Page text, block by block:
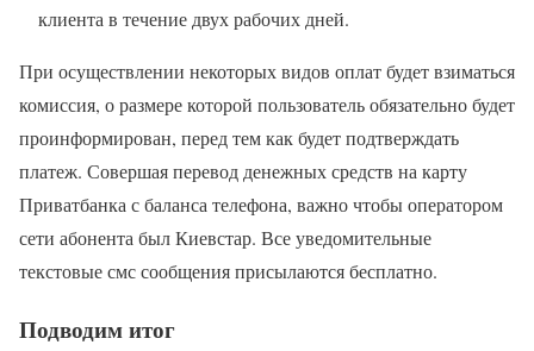
клиента в течение двух рабочих дней.
При осуществлении некоторых видов оплат будет взиматься
комиссия, о размере которой пользователь обязательно будет
проинформирован, перед тем как будет подтверждать
платеж. Совершая перевод денежных средств на карту
Приватбанка с баланса телефона, важно чтобы оператором
сети абонента был Киевстар. Все уведомительные
текстовые смс сообщения присылаются бесплатно.
Подводим итог